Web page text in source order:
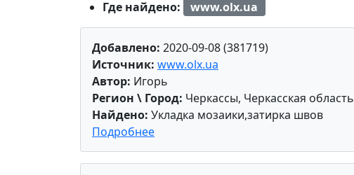
Где найдено:
www.olx.ua
Добавлено: 2020-09-08 (381719)
Источник: www.olx.ua
Автор: Игорь
Регион \ Город: Черкассы, Черкасская область
Найдено: Укладка мозаики,затирка швов
Подробнее